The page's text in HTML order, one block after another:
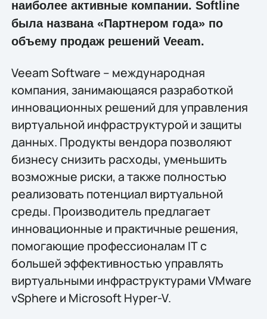
наиболее активные компании. Softline
была названа «Партнером года» по
объему продаж решений Veeam.
Veeam Software – международная
компания, занимающаяся разработкой
инновационных решений для управления
виртуальной инфраструктурой и защиты
данных. Продукты вендора позволяют
бизнесу снизить расходы, уменьшить
возможные риски, а также полностью
реализовать потенциал виртуальной
среды. Производитель предлагает
инновационные и практичные решения,
помогающие профессионалам IТ с
большей эффективностью управлять
виртуальными инфраструктурами VMware
vSphere и Microsoft Hyper-V.